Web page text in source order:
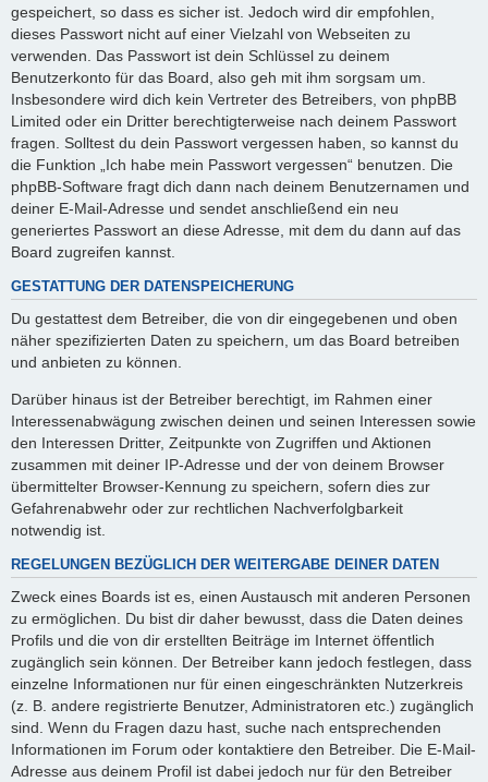
gespeichert, so dass es sicher ist. Jedoch wird dir empfohlen,
dieses Passwort nicht auf einer Vielzahl von Webseiten zu
verwenden. Das Passwort ist dein Schlüssel zu deinem
Benutzerkonto für das Board, also geh mit ihm sorgsam um.
Insbesondere wird dich kein Vertreter des Betreibers, von phpBB
Limited oder ein Dritter berechtigterweise nach deinem Passwort
fragen. Solltest du dein Passwort vergessen haben, so kannst du
die Funktion „Ich habe mein Passwort vergessen“ benutzen. Die
phpBB-Software fragt dich dann nach deinem Benutzernamen und
deiner E-Mail-Adresse und sendet anschließend ein neu
generiertes Passwort an diese Adresse, mit dem du dann auf das
Board zugreifen kannst.
GESTATTUNG DER DATENSPEICHERUNG
Du gestattest dem Betreiber, die von dir eingegebenen und oben
näher spezifizierten Daten zu speichern, um das Board betreiben
und anbieten zu können.
Darüber hinaus ist der Betreiber berechtigt, im Rahmen einer
Interessenabwägung zwischen deinen und seinen Interessen sowie
den Interessen Dritter, Zeitpunkte von Zugriffen und Aktionen
zusammen mit deiner IP-Adresse und der von deinem Browser
übermittelter Browser-Kennung zu speichern, sofern dies zur
Gefahrenabwehr oder zur rechtlichen Nachverfolgbarkeit
notwendig ist.
REGELUNGEN BEZÜGLICH DER WEITERGABE DEINER DATEN
Zweck eines Boards ist es, einen Austausch mit anderen Personen
zu ermöglichen. Du bist dir daher bewusst, dass die Daten deines
Profils und die von dir erstellten Beiträge im Internet öffentlich
zugänglich sein können. Der Betreiber kann jedoch festlegen, dass
einzelne Informationen nur für einen eingeschränkten Nutzerkreis
(z. B. andere registrierte Benutzer, Administratoren etc.) zugänglich
sind. Wenn du Fragen dazu hast, suche nach entsprechenden
Informationen im Forum oder kontaktiere den Betreiber. Die E-Mail-
Adresse aus deinem Profil ist dabei jedoch nur für den Betreiber